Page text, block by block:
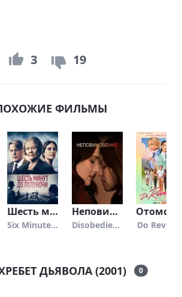
3 19
ФИЛЬМЫ
Шесть минут до полуночи (2020)
Six Minutes to Midnight
Неповиновение (2017)
Disobedience Do
ДЬЯВОЛА (2001) 0